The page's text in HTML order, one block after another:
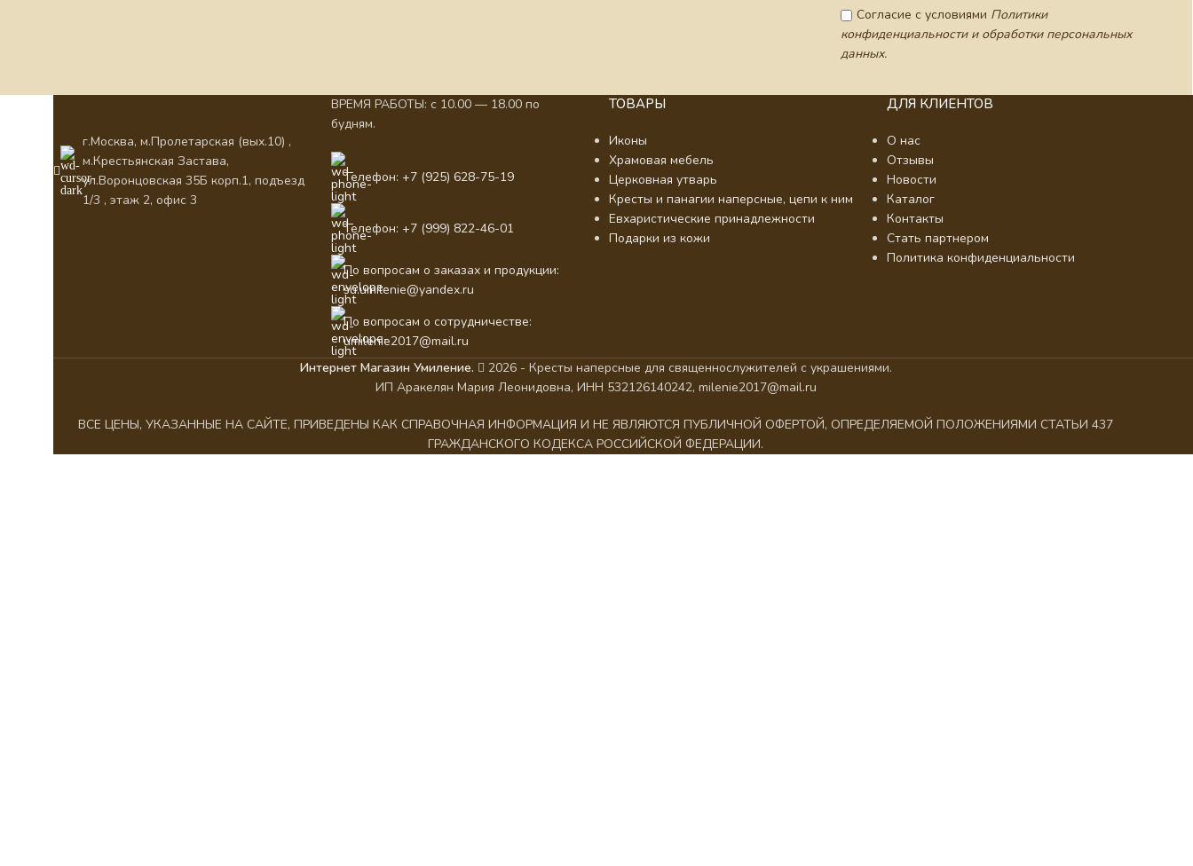
Согласие с условиями Политики
конфиденциальности и обработки персональных
данных.
г.Москва, м.Пролетарская (вых.10) ,
м.Крестьянская Застава,
ул.Воронцовская 35Б корп.1, подъезд
1/3 , этаж 2, офис 3
ВРЕМЯ РАБОТЫ: с 10.00 — 18.00 по
будням.
Телефон: +7 (925) 628-75-19
Телефон: +7 (999) 822-46-01
По вопросам о заказах и продукции:
su.umilenie@yandex.ru
По вопросам о сотрудничестве:
umilenie2017@mail.ru
ТОВАРЫ
Иконы
Храмовая мебель
Церковная утварь
Кресты и панагии наперсные, цепи к ним
Евхаристические принадлежности
Подарки из кожи
ДЛЯ КЛИЕНТОВ
О нас
Отзывы
Новости
Каталог
Контакты
Стать партнером
Политика конфиденциальности
Интернет Магазин Умиление.
2026 - Кресты наперсные для священнослужителей с украшениями.
ИП Аракелян Мария Леонидовна, ИНН 532126140242, milenie2017@mail.ru
ВСЕ ЦЕНЫ, УКАЗАННЫЕ НА САЙТЕ, ПРИВЕДЕНЫ КАК СПРАВОЧНАЯ ИНФОРМАЦИЯ И НЕ ЯВЛЯЮТСЯ ПУБЛИЧНОЙ ОФЕРТОЙ, ОПРЕДЕЛЯЕМОЙ ПОЛОЖЕНИЯМИ СТАТЬИ 437
ГРАЖДАНСКОГО КОДЕКСА РОССИЙСКОЙ ФЕДЕРАЦИИ.